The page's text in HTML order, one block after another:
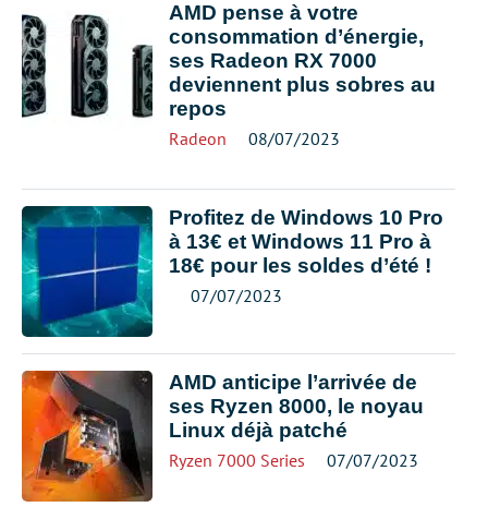
AMD pense à votre
consommation d’énergie,
ses Radeon RX 7000
deviennent plus sobres au
repos
Radeon 08/07/2023
Profitez de Windows 10 Pro
à 13€ et Windows 11 Pro à
18€ pour les soldes d’été !
07/07/2023
AMD anticipe l’arrivée de
ses Ryzen 8000, le noyau
Linux déjà patché
Ryzen 7000 Series 07/07/2023